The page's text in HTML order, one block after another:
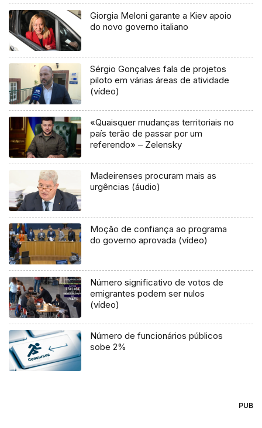
Giorgia Meloni garante a Kiev apoio
do novo governo italiano
Sérgio Gonçalves fala de projetos
piloto em várias áreas de atividade
(vídeo)
«Quaisquer mudanças territoriais no
país terão de passar por um
referendo» – Zelensky
Madeirenses procuram mais as
urgências (áudio)
Moção de confiança ao programa
do governo aprovada (vídeo)
Número significativo de votos de
emigrantes podem ser nulos
(vídeo)
Número de funcionários públicos
sobe 2%
PUB